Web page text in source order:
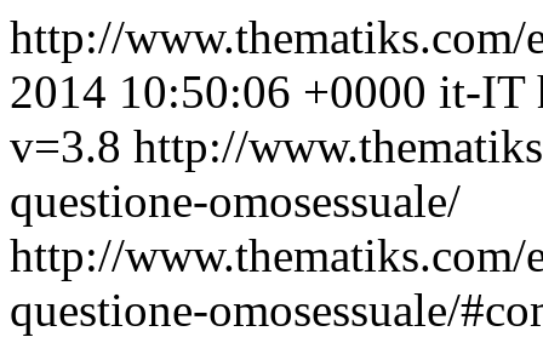
http://
2014 10:50:06 +0000 it-IT
v=3.8 http://
questione-omosessuale/
http://
questione-omosessuale/